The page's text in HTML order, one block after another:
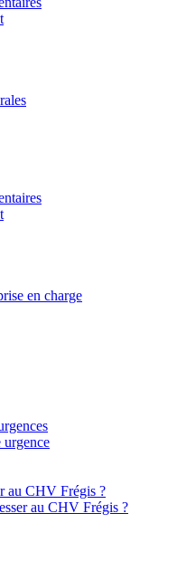
en charge
urgence
au CHV Frégis ?
au CHV Frégis ?